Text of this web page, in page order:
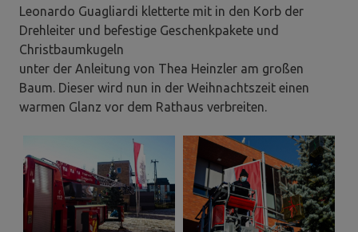
Leonardo Guagliardi kletterte mit in den Korb der
Drehleiter und befestige Geschenkpakete und
Christbaumkugeln
unter der Anleitung von Thea Heinzler am großen
Baum. Dieser wird nun in der Weihnachtszeit einen
warmen Glanz vor dem Rathaus verbreiten.